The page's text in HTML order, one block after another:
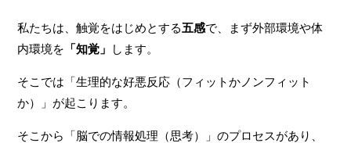
私たちは、触覚をはじめとする五感で、まず外部環境や体
内環境を 「知覚」 します。
そこでは「生理的な好悪反応（フィットかノンフィット
か）」が起こります。
そこから「脳での情報処理（思考）」のプロセスがあり、